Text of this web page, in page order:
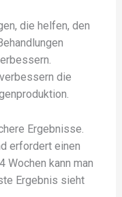
die helfen, den
die
Ergebnisse.
erfordert einen
Wochen kann man
Ergebnis sieht